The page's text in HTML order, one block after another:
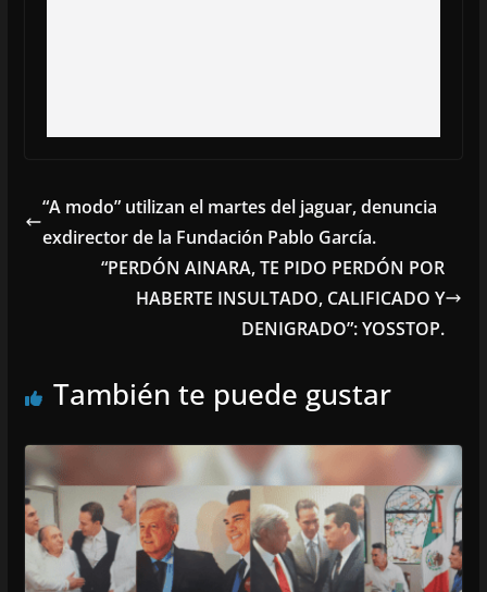
“A modo” utilizan el martes del jaguar, denuncia
exdirector de la Fundación Pablo García.
“PERDÓN AINARA, TE PIDO PERDÓN POR
HABERTE INSULTADO, CALIFICADO Y
DENIGRADO”: YOSSTOP.
También te puede gustar